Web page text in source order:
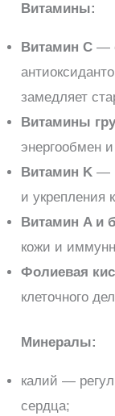
Витамины:
Витамин C —
замедляет
Витамины
энергообмен
Витамин K —
и укрепления
Витамин A и
кожи и
Фолиевая
клеточного
Минералы:
калий —
сердца;